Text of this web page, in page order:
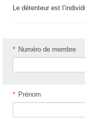
Le détenteur est
* Numéro de membre
* Prénom